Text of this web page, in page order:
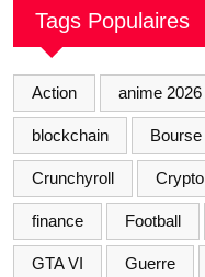
Tags Populaires
Action anime 2026
blockchain Bourse
Crunchyroll Crypto
finance Football
GTA VI Guerre